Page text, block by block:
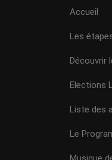
Accueil
Les
Découvrir
Elections
Liste des
Le